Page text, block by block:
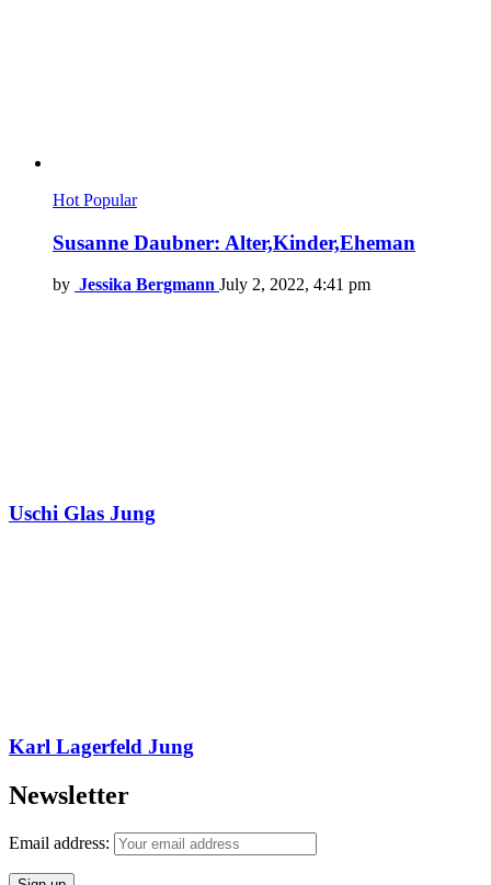
Hot Popular
Susanne Daubner: Alter,Kinder,Eheman
by Jessika Bergmann July 2, 2022, 4:41 pm
Uschi Glas Jung
Karl Lagerfeld Jung
Newsletter
Email address: